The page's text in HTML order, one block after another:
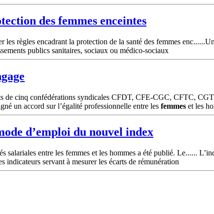
des femmes enceintes
règles encadrant la protection de la santé des femmes
publics sanitaires, sociaux ou médico-sociaux
de cinq confédérations syndicales CFDT, CFE-CGC, CFTC,
un accord sur l’égalité professionnelle entre les femmes et les
d’emploi du nouvel index
salariales entre les femmes et les hommes a été publié. Le......
indicateurs servant à mesurer les écarts de rémunération